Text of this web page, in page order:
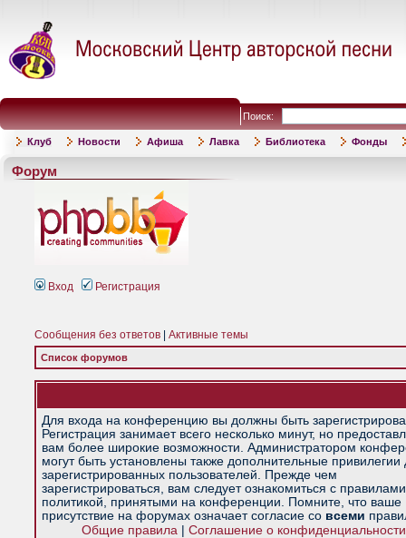
Поиск:
Клуб Новости Афиша Лавка Библиотека Фонды
Форум
Вход Регистрация
Сообщения без ответов Активные темы
Список форумов
Для входа на конференцию вы должны быть
Регистрация занимает всего несколько минут, но
вам более широкие возможности. Администратором
могут быть установлены также дополнительные привилегии
зарегистрированных пользователей. Прежде чем
зарегистрироваться, вам следует ознакомиться с
политикой, принятыми на конференции. Помните, что ваше
присутствие на форумах означает согласие со всеми
Общие правила| Соглашение о конфиденциальности